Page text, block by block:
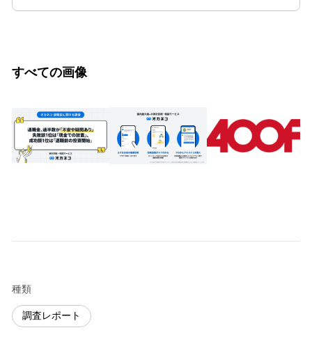
すべての画像
種類
調査レポート